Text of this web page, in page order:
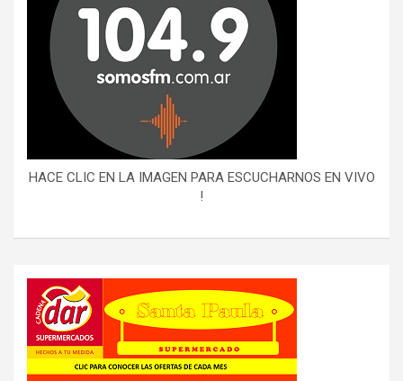
HACE CLIC EN LA IMAGEN PARA ESCUCHARNOS EN VIVO
!